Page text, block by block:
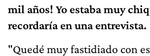
mil años! Yo estaba muy
recordaría en una entrevista.
"Quedé muy fastidiado con